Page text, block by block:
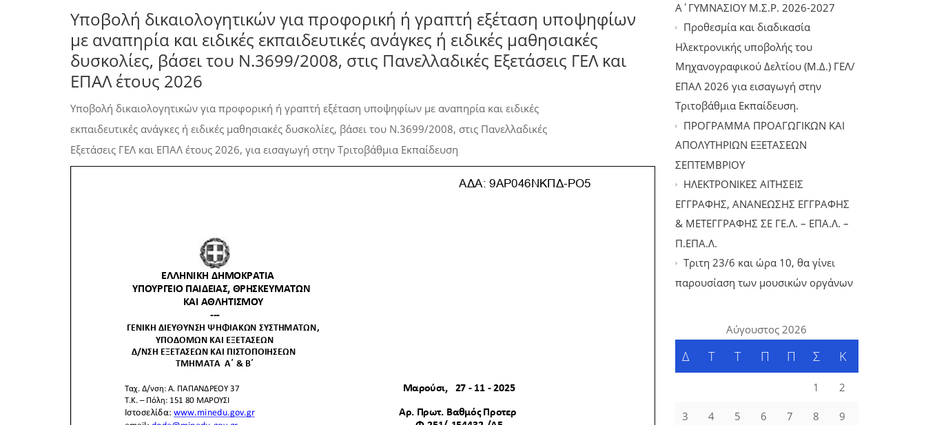
Υποβολή δικαιολογητικών για προφορική ή γραπτή εξέταση υποψηφίων
με αναπηρία και ειδικές εκπαιδευτικές ανάγκες ή ειδικές μαθησιακές
δυσκολίες, βάσει του Ν.3699/2008, στις Πανελλαδικές Εξετάσεις ΓΕΛ και
ΕΠΑΛ έτους 2026
Υποβολή δικαιολογητικών για προφορική ή γραπτή εξέταση υποψηφίων με αναπηρία και ειδικές
εκπαιδευτικές ανάγκες ή ειδικές μαθησιακές δυσκολίες, βάσει του Ν.3699/2008, στις Πανελλαδικές
Εξετάσεις ΓΕΛ και ΕΠΑΛ έτους 2026, για εισαγωγή στην Τριτοβάθμια Εκπαίδευση
Α΄ΓΥΜΝΑΣΙΟΥ Μ.Σ.Ρ. 2026-2027
Προθεσμία και διαδικασία
Ηλεκτρονικής υποβολής του
Μηχανογραφικού Δελτίου (Μ.Δ.) ΓΕΛ/
ΕΠΑΛ 2026 για εισαγωγή στην
Τριτοβάθμια Εκπαίδευση.
ΠΡΟΓΡΑΜΜΑ ΠΡΟΑΓΩΓΙΚΩΝ ΚΑΙ
ΑΠΟΛΥΤΗΡΙΩΝ ΕΞΕΤΑΣΕΩΝ
ΣΕΠΤΕΜΒΡΙΟΥ
ΗΛΕΚΤΡΟΝΙΚΕΣ ΑΙΤΗΣΕΙΣ
ΕΓΓΡΑΦΗΣ, ΑΝΑΝΕΩΣΗΣ ΕΓΓΡΑΦΗΣ
& ΜΕΤΕΓΓΡΑΦΗΣ ΣΕ ΓΕ.Λ. – ΕΠΑ.Λ. –
Π.ΕΠΑ.Λ.
Tριτη 23/6 και ώρα 10, θα γίνει
παρουσίαση των μουσικών οργάνων
Αύγουστος 2026
Δ Τ Τ Π Π Σ Κ
1 2
3 4 5 6 7 8 9